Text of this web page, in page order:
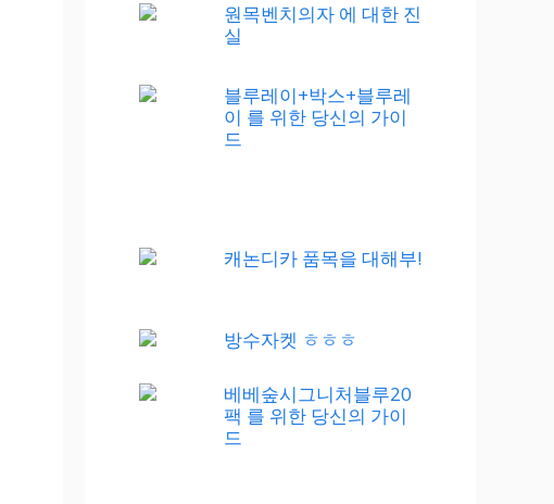
원목벤치의자 에 대한 진
실
블루레이+박스+블루레
이 를 위한 당신의 가이
드
캐논디카 품목을 대해부!
방수자켓 ㅎㅎㅎ
베베숲시그니처블루20
팩 를 위한 당신의 가이
드